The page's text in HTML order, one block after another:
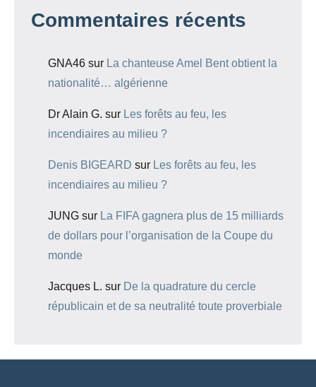
Commentaires récents
GNA46 sur La chanteuse Amel Bent obtient la
nationalité… algérienne
Dr Alain G. sur Les forêts au feu, les
incendiaires au milieu ?
Denis BIGEARD sur Les forêts au feu, les
incendiaires au milieu ?
JUNG sur La FIFA gagnera plus de 15 milliards
de dollars pour l’organisation de la Coupe du
monde
Jacques L. sur De la quadrature du cercle
républicain et de sa neutralité toute proverbiale